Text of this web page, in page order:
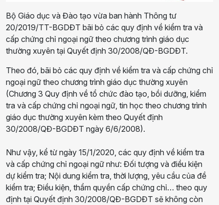
Bộ Giáo dục và Đào tạo vừa ban hành Thông tư
20/2019/TT-BGDĐT bãi bỏ các quy định về kiểm tra và
cấp chứng chỉ ngoại ngữ theo chương trình giáo dục
thường xuyên tại Quyết định 30/2008/QĐ-BGDĐT.
Theo đó, bãi bỏ các quy định về kiểm tra và cấp chứng chỉ
ngoại ngữ theo chương trình giáo dục thường xuyên
(Chương 3 Quy định về tổ chức đào tạo, bồi dưỡng, kiểm
tra và cấp chứng chỉ ngoại ngữ, tin học theo chương trình
giáo dục thường xuyên kèm theo Quyết định
30/2008/QĐ-BGDĐT ngày 6/6/2008).
Như vậy, kể từ ngày 15/1/2020, các quy định về kiểm tra
và cấp chứng chỉ ngoại ngữ như: Đối tượng và điều kiện
dự kiểm tra; Nội dung kiểm tra, thời lượng, yêu cầu của đề
kiểm tra; Điều kiện, thẩm quyền cấp chứng chỉ… theo quy
định tại Quyết định 30/2008/QĐ-BGDĐT sẽ không còn